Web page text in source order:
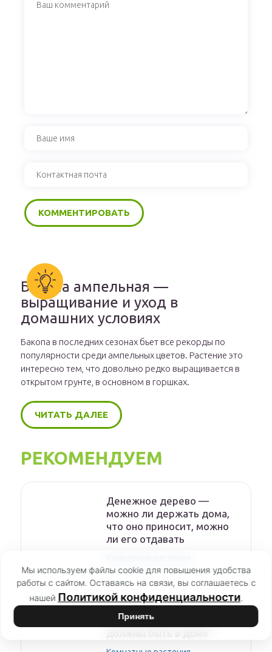
Бакопа ампельная —
выращивание и уход в
домашних условиях
Бакопа в последних сезонах бьет все рекорды по
популярности среди ампельных цветов. Растение это
интересно тем, что довольно редко выращивается в
открытом грунте, в основном в горшках.
ЧИТАТЬ ДАЛЕЕ
РЕКОМЕНДУЕМ
Денежное дерево —
можно ли держать дома,
что оно приносит, можно
ли его отдавать
Какие комнатные
растения обязательно
Мы используем файлы cookie для повышения удобства
работы с сайтом. Оставаясь на связи, вы соглашаетесь с
нашей Политикой конфиденциальности.
Принять